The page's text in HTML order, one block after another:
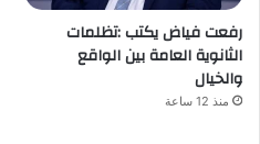
رفعت فياض يكتب :تظلمات
الثانوية العامة بين الواقع
والخيال
منذ 12 ساعة